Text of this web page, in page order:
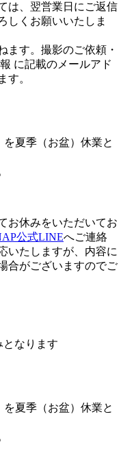
は、翌営業日にご返信
しくお願いいたしま
ます。撮影のご依頼・
に記載のメールアド
す。
を夏季（お盆）休業と
お休みをいただいてお
公式LINEへご連絡
いたしますが、内容に
合がございますのでご
なります
を夏季（お盆）休業と